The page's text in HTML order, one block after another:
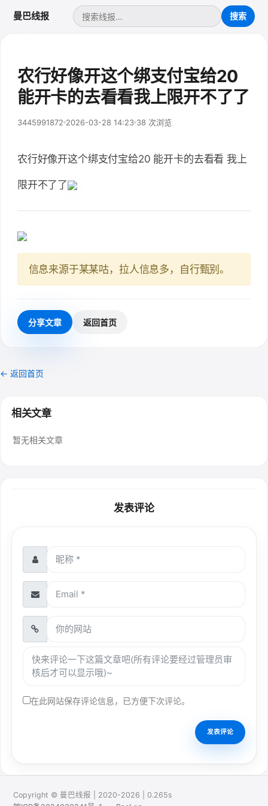
曼巴线报
农行好像开这个绑支付宝给20
能开卡的去看看我上限开不了了
3445991872 2026-03-28 14:23 38 次浏览
农行好像开这个绑支付宝给20 能开卡的去看看 我上
限开不了了
信息来源于某某咕，拉人信息多，自行甄别。
分享文章 返回首页
← 返回首页
相关文章
暂无相关文章
发表评论
在此网站保存评论信息，已方便下次评论。
Copyright © 曼巴线报 | 2020-2026 | 0.265s